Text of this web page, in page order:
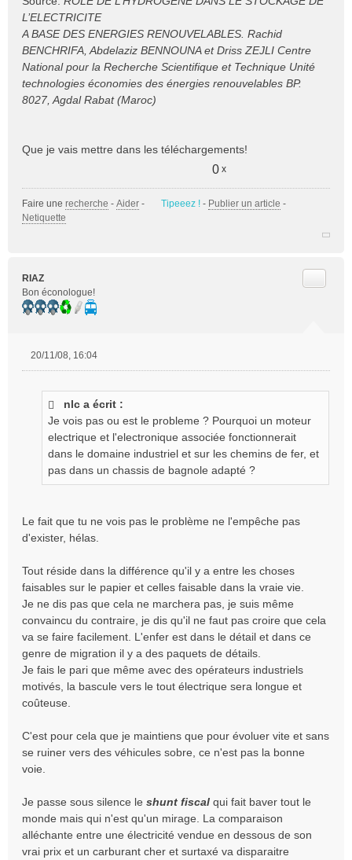
L’ELECTRICITE
A BASE DES ENERGIES RENOUVELABLES. Rachid
BENCHRIFA, Abdelaziz BENNOUNA et Driss ZEJLI Centre
National pour la Recherche Scientifique et Technique Unité
technologies économies des énergies renouvelables BP.
8027, Agdal Rabat (Maroc)
Que je vais mettre dans les téléchargements!
0 x
Faire une recherche - Aider - Tipeeez ! - Publier un article -
Netiquette
RIAZ
Bon éconologue!
u
20/11/08, 16:04
nlc a écrit :
Je vois pas ou est le probleme ? Pourquoi un moteur
electrique et l'electronique associée fonctionnerait
dans le domaine industriel et sur les chemins de fer, et
pas dans un chassis de bagnole adapté ?
Le fait que tu ne vois pas le problème ne l'empêche pas
d'exister, hélas.
Tout réside dans la différence qu'il y a entre les choses
faisables sur le papier et celles faisable dans la vraie vie.
Je ne dis pas que cela ne marchera pas, je suis même
convaincu du contraire, je dis qu'il ne faut pas croire que cela
va se faire facilement. L'enfer est dans le détail et dans ce
genre de migration il y a des paquets de détails.
Je fais le pari que même avec des opérateurs industriels
motivés, la bascule vers le tout électrique sera longue et
coûteuse.
C'est pour cela que je maintiens que pour évoluer vite et sans
se ruiner vers des véhicules sobre, ce n'est pas la bonne
voie.
Je passe sous silence le shunt fiscal qui fait baver tout le
monde mais qui n'est qu'un mirage. La comparaison
alléchante entre une électricité vendue en dessous de son
vrai prix et un carburant cher et surtaxé va disparaitre